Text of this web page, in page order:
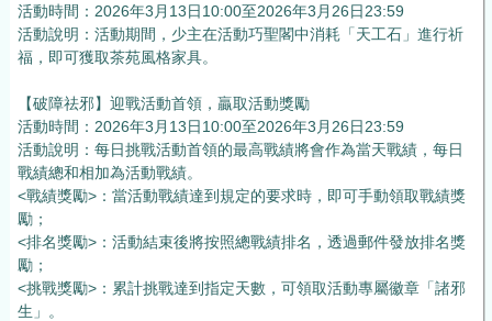
活動時間：2026年3月13日10:00至2026年3月26日23:59
活動說明：活動期間，少主在活動巧聖閣中消耗「天工石」進行祈
福，即可獲取茶苑風格家具。
【破障祛邪】迎戰活動首領，贏取活動獎勵
活動時間：2026年3月13日10:00至2026年3月26日23:59
活動說明：每日挑戰活動首領的最高戰績將會作為當天戰績，每日
戰績總和相加為活動戰績。
<戰績獎勵>：當活動戰績達到規定的要求時，即可手動領取戰績獎
勵；
<排名獎勵>：活動結束後將按照總戰績排名，透過郵件發放排名獎
勵；
<挑戰獎勵>：累計挑戰達到指定天數，可領取活動專屬徽章「諸邪
生」。